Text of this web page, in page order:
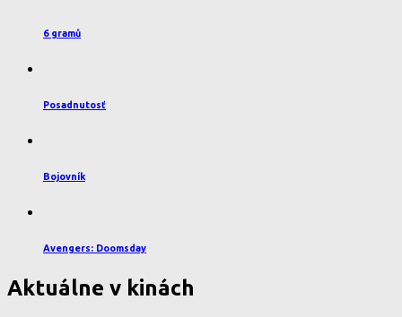
6 gramů
Posadnutosť
Bojovník
Avengers: Doomsday
Aktuálne v kinách